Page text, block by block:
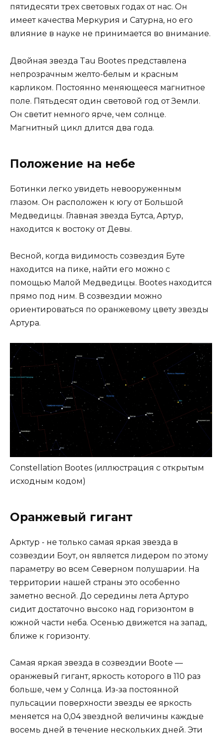
пятидесяти трех световых годах от нас. Он
имеет качества Меркурия и Сатурна, но его
влияние в науке не принимается во внимание.
Двойная звезда Tau Bootes представлена ​​
непрозрачным желто-белым и красным
карликом. Постоянно меняющееся магнитное
поле. Пятьдесят один световой год от Земли.
Он светит немного ярче, чем солнце.
Магнитный цикл длится два года.
Положение на небе
Ботинки легко увидеть невооруженным
глазом. Он расположен к югу от Большой
Медведицы. Главная звезда Бутса, Артур,
находится к востоку от Девы.
Весной, когда видимость созвездия Буте
находится на пике, найти его можно с
помощью Малой Медведицы. Bootes находится
прямо под ним. В созвездии можно
ориентироваться по оранжевому цвету звезды
Артура.
Constellation Bootes (иллюстрация с открытым
исходным кодом)
Оранжевый гигант
Арктур ​​- не только самая яркая звезда в
созвездии Боут, он является лидером по этому
параметру во всем Северном полушарии. На
территории нашей страны это особенно
заметно весной. До середины лета Артуро
сидит достаточно высоко над горизонтом в
южной части неба. Осенью движется на запад,
ближе к горизонту.
Самая яркая звезда в созвездии Boote —
оранжевый гигант, яркость которого в 110 раз
больше, чем у Солнца. Из-за постоянной
пульсации поверхности звезды ее яркость
меняется на 0,04 звездной величины каждые
восемь дней в течение нескольких дней. Эти